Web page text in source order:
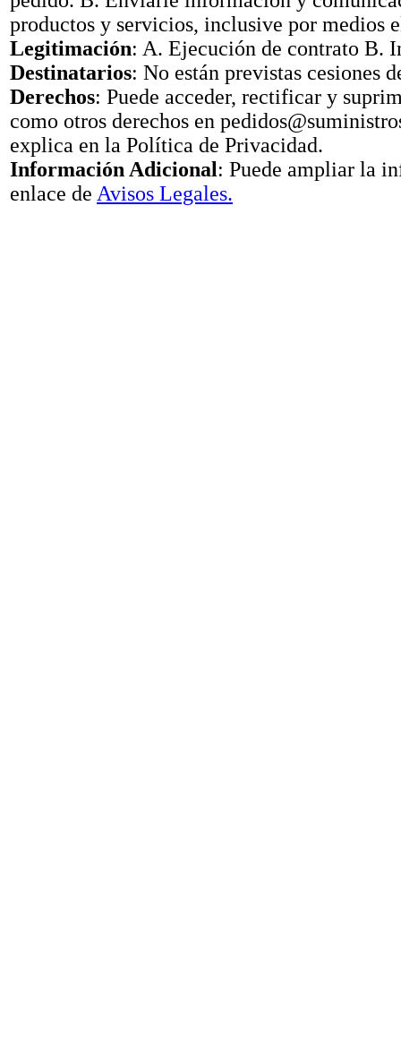
productos y servicios, inclusive por medios
Legitimación: A. Ejecución de contrato B.
Destinatarios: No están previstas cesiones
Derechos: Puede acceder, rectificar y
como otros derechos en
explica en la Política de Privacidad.
Información Adicional: Puede ampliar la
enlace de Avisos Legales.